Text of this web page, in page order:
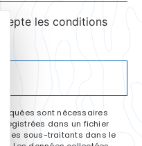
Masquer le
les conditions
sont nécessaires
dans un fichier
ses sous-traitants dans le